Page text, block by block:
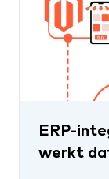
ERP-
werkt